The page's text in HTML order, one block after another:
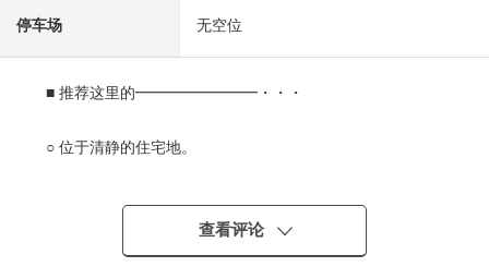
停车场 无空位
■ 推荐这里的━━━━━━━━・・・
○ 位于清静的住宅地。
○ 阳光关于朝南良好。
○ 70.29平米，3LDK的房间
○ 可饲养宠物(出自规章的限制有)
查看评论